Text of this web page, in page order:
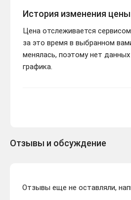
История изменения цены
Цена отслеживается
за это время в выбранном
менялась, поэтому нет
графика.
Отзывы и обсуждение
Отзывы еще не оставляли,